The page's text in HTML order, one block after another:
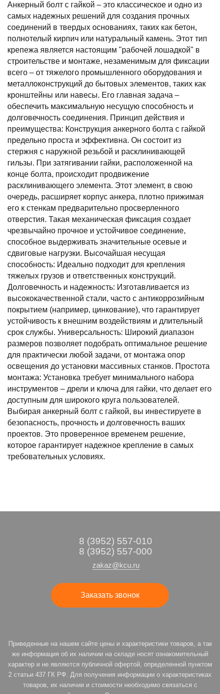
Анкерный болт с гайкой – это классическое и одно из
самых надежных решений для создания прочных
соединений в твердых основаниях, таких как бетон,
полнотелый кирпич или натуральный камень. Этот тип
крепежа является настоящим "рабочей лошадкой" в
строительстве и монтаже, незаменимым для фиксации
всего – от тяжелого промышленного оборудования и
металлоконструкций до бытовых элементов, таких как
кронштейны или навесы. Его главная задача –
обеспечить максимальную несущую способность и
долговечность соединения. Принцип действия и
преимущества: Конструкция анкерного болта с гайкой
предельно проста и эффективна. Он состоит из
стержня с наружной резьбой и расклинивающей
гильзы. При затягивании гайки, расположенной на
конце болта, происходит продвижение
расклинивающего элемента. Этот элемент, в свою
очередь, расширяет корпус анкера, плотно прижимая
его к стенкам предварительно просверленного
отверстия. Такая механическая фиксация создает
чрезвычайно прочное и устойчивое соединение,
способное выдерживать значительные осевые и
сдвиговые нагрузки. Высочайшая несущая
способность: Идеально подходит для крепления
тяжелых грузов и ответственных конструкций.
Долговечность и надежность: Изготавливается из
высококачественной стали, часто с антикоррозийным
покрытием (например, цинкование), что гарантирует
устойчивость к внешним воздействиям и длительный
срок службы. Универсальность: Широкий диапазон
размеров позволяет подобрать оптимальное решение
для практически любой задачи, от монтажа опор
освещения до установки массивных станков. Простота
монтажа: Установка требует минимального набора
инструментов – дрели и ключа для гайки, что делает его
доступным для широкого круга пользователей.
Выбирая анкерный болт с гайкой, вы инвестируете в
безопасность, прочность и долговечность ваших
проектов. Это проверенное временем решение,
которое гарантирует надежное крепление в самых
требовательных условиях.
8 (3952) 557-010
8 (3952) 557-000
zakaz@kcu.ru
Заказать звонок
Приведенные на нашем сайте цены и характеристики товаров, а так
же информация об их наличии на складе носят ознакомительный
характер и не являются публичной офертой, определенной пунктом
2 статьи 437 ГК РФ. Для получения информации о характеристиках
товаров, их наличии и стоимости необходимо связаться с